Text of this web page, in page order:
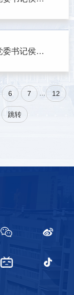
【聚力改革】校党委书记侯成义带队赴中国兵器工业试验测试研究院调研交流
6 7 12
跳转